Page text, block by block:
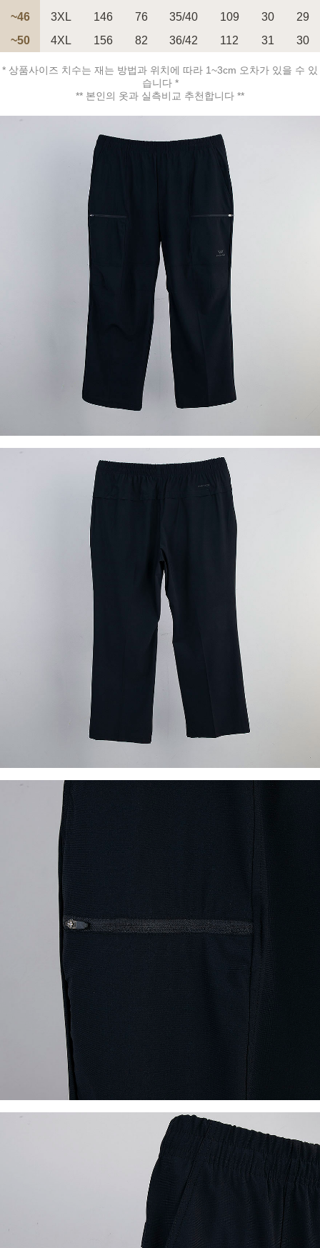
PAYCO 바로구매
~46
3XL 146 76 35/40 109 30
29
~50
4XL 156 82 36/42 112 31 30
* 상품사이즈 치수는 재는 방법과 위치에 따라 1~3cm 오차가 있을 수 있
습니다 *
** 본인의 옷과 실측비교 추천합니다 **